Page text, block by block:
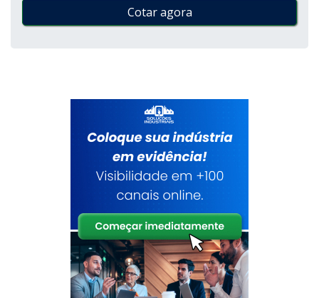
Cotar agora